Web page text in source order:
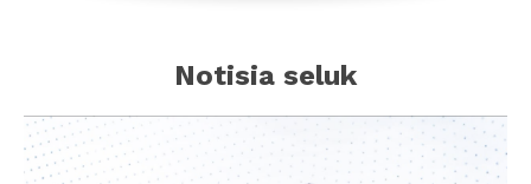
Notisia seluk